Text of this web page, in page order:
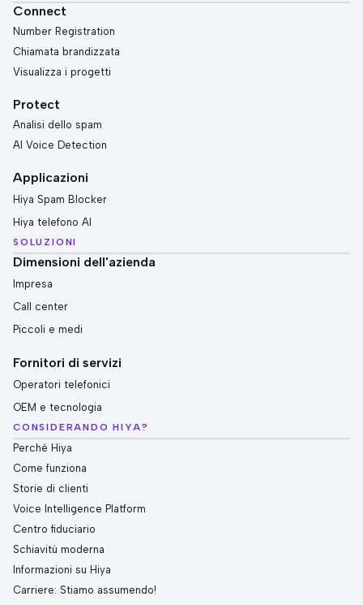
Connect
Number Registration
Chiamata brandizzata
Visualizza i progetti
Protect
Analisi dello spam
AI Voice Detection
Applicazioni
Hiya Spam Blocker
Hiya telefono AI
SOLUZIONI
Dimensioni dell'azienda
Impresa
Call center
Piccoli e medi
Fornitori di servizi
Operatori telefonici
OEM e tecnologia
CONSIDERANDO HIYA?
Perché Hiya
Come funziona
Storie di clienti
Voice Intelligence Platform
Centro fiduciario
Schiavitù moderna
Informazioni su Hiya
Carriere: Stiamo assumendo!